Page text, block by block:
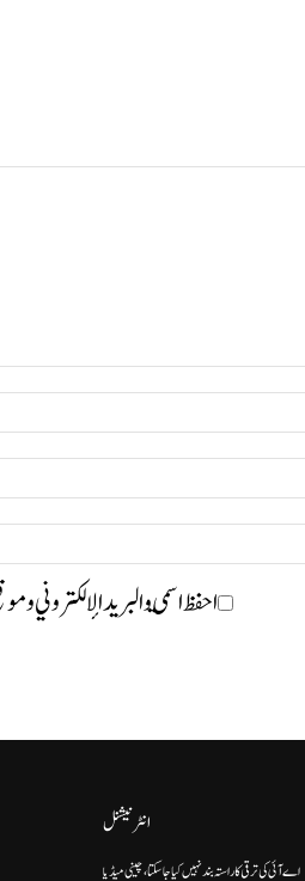
احفظ اسمي والبريد الإلكتروني
انٹرنیشنل
اے آئی کی ترقی کا راستہ بند نہیں کیا جا سکتا، چینی میڈیا